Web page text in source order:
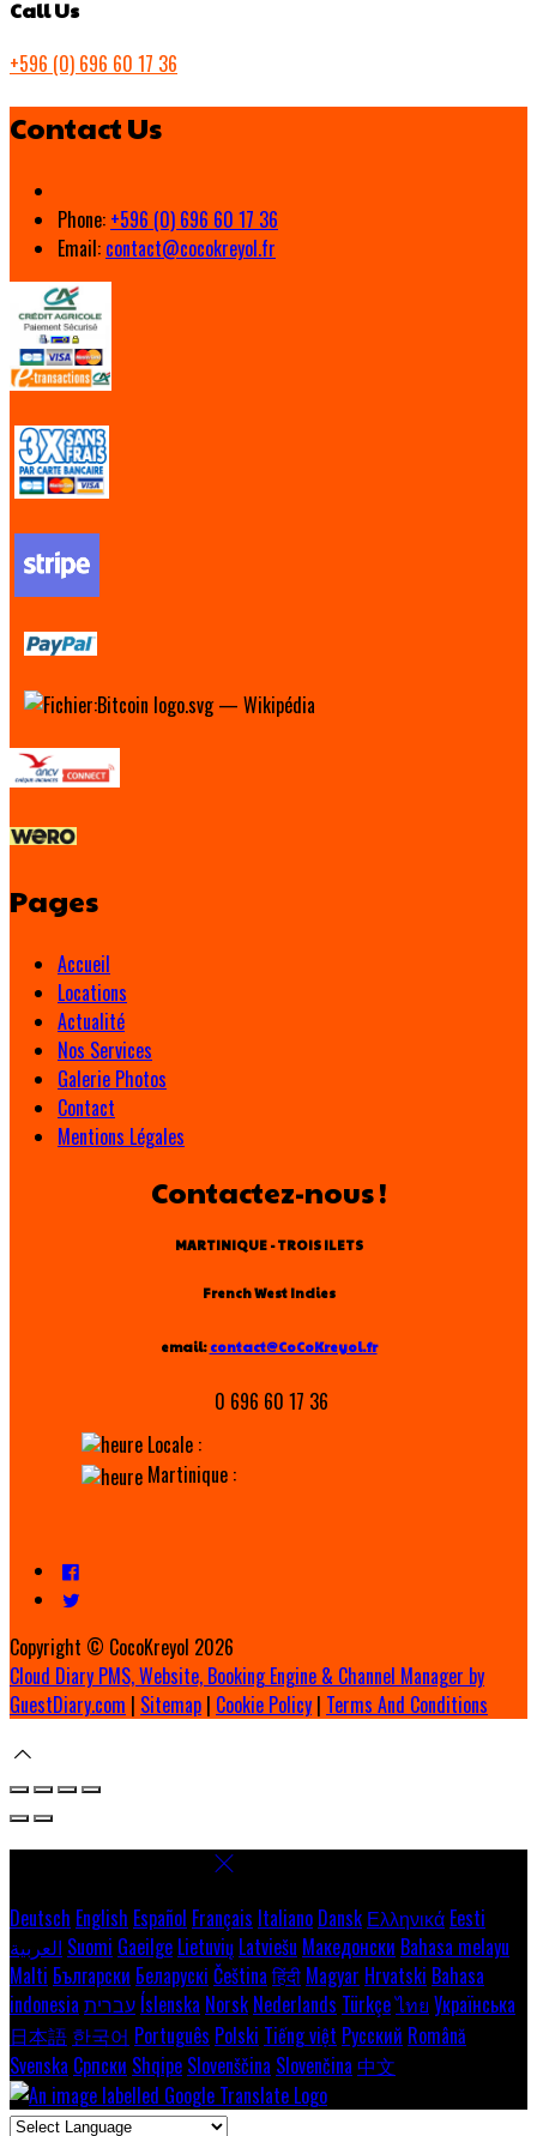
Call Us
+596 (0) 696 60 17 36
Contact Us
Phone: +596 (0) 696 60 17 36
Email: contact@cocokreyol.fr
Pages
Accueil
Locations
Actualité
Nos Services
Galerie Photos
Contact
Mentions Légales
Contactez-nous !
MARTINIQUE - TROIS ILETS
French West Indies
email: contact@CoCoKreyol.fr
0 696 60 17 36
Locale :
Martinique :
Copyright © CocoKreyol 2026
Cloud Diary PMS, Website, Booking Engine & Channel Manager by
GuestDiary.com | Sitemap | Cookie Policy | Terms And Conditions
Deutsch English Español Français Italiano Dansk Ελληνικά Eesti
العربية Suomi Gaeilge Lietuvių Latviešu Македонски Bahasa melayu
Malti Български Беларускі Čeština हिंदी Magyar Hrvatski Bahasa
indonesia עברית Íslenska Norsk Nederlands Türkçeไทย Українська
日本語 한국어 Português Polski Tiếng việt Русский Română
Svenska Српски Shqipe Slovenščina Slovenčina 中文